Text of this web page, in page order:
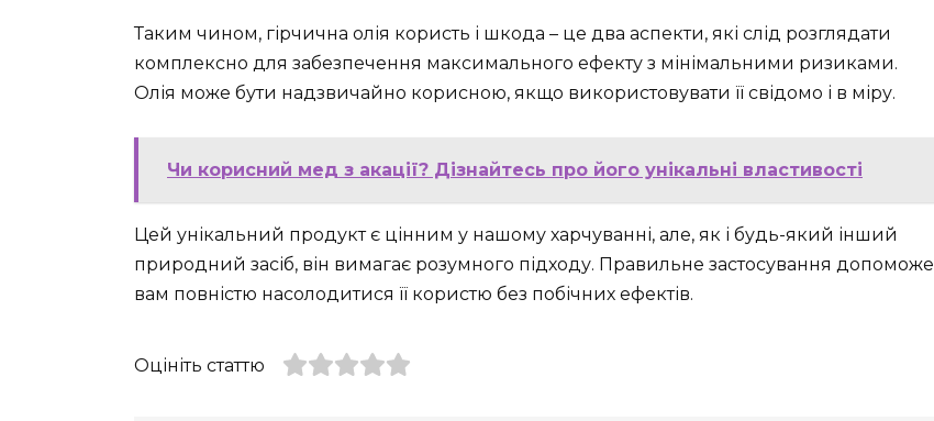
Таким чином, гірчична олія користь і шкода – це два аспекти, які слід розглядати
комплексно для забезпечення максимального ефекту з мінімальними ризиками.
Олія може бути надзвичайно корисною, якщо використовувати її свідомо і в міру.
Чи корисний мед з акації? Дізнайтесь про його унікальні властивості
Цей унікальний продукт є цінним у нашому харчуванні, але, як і будь-який інший
природний засіб, він вимагає розумного підходу. Правильне застосування допоможе
вам повністю насолодитися її користю без побічних ефектів.
Оцініть статтю